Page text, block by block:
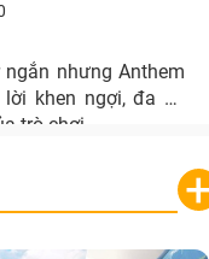
nhưng Anthem
khen ngợi, đa số
trò chơi.